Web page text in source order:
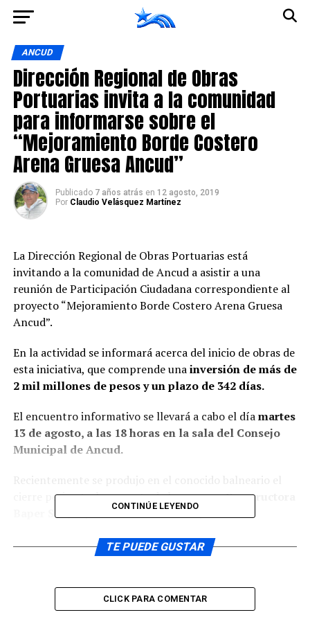
ANCUD
Dirección Regional de Obras
Portuarias invita a la comunidad
para informarse sobre el
“Mejoramiento Borde Costero
Arena Gruesa Ancud”
Publicado 7 años atrás en 12 agosto, 2019
Por Claudio Velásquez Martínez
La Dirección Regional de Obras Portuarias está
invitando a la comunidad de Ancud a asistir a una
reunión de Participación Ciudadana correspondiente al
proyecto “Mejoramiento Borde Costero Arena Gruesa
Ancud”.
En la actividad se informará acerca del inicio de obras de
esta iniciativa, que comprende unainversión de más de
2 mil millones de pesos y un plazo de 342 días.
El encuentro informativo se llevará a cabo el díamartes
13 de agosto, a las 18 horas en la sala del Consejo
Municipal de Ancud.
Recientemente se produjo en el conocido balneario el
cierre perimetral por parte de la empresaConstructora
Baper S.A
., adjudicataria de los trabajos de
También se han instalado los contenedores para las
comenzar por estos días las faenas de excavaciones.
CONTINÚE LEYENDO
TE PUEDE GUSTAR
CLICK PARA COMENTAR
Ir a la versión móvil